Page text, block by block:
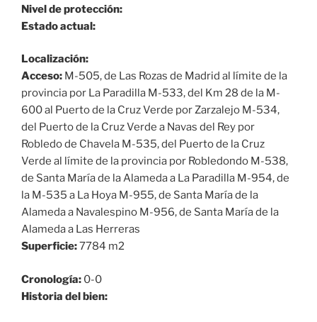
Nivel de protección:
Estado actual:
Localización:
Acceso: M-505, de Las Rozas de Madrid al límite de la
provincia por La Paradilla M-533, del Km 28 de la M-
600 al Puerto de la Cruz Verde por Zarzalejo M-534,
del Puerto de la Cruz Verde a Navas del Rey por
Robledo de Chavela M-535, del Puerto de la Cruz
Verde al límite de la provincia por Robledondo M-538,
de Santa María de la Alameda a La Paradilla M-954, de
la M-535 a La Hoya M-955, de Santa María de la
Alameda a Navalespino M-956, de Santa María de la
Alameda a Las Herreras
Superficie:7784 m2
Cronología: 0-0
Historia del bien: